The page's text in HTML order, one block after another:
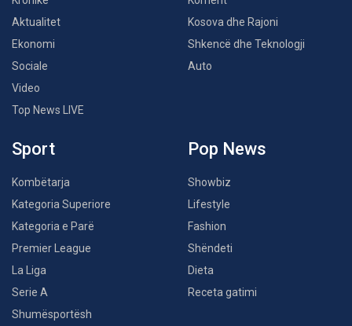
Aktualitet
Ekonomi
Sociale
Video
Top News LIVE
Kosova dhe Rajoni
Shkencë dhe Teknologji
Auto
Sport
Kombëtarja
Kategoria Superiore
Kategoria e Parë
Premier League
La Liga
Serie A
Shumësportësh
Pop News
Showbiz
Lifestyle
Fashion
Shëndeti
Dieta
Receta gatimi